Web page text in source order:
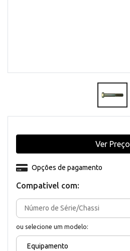
Compativel com:
ou selecione um modelo:
Equipamento
Opções de pagamento
Ver Preço